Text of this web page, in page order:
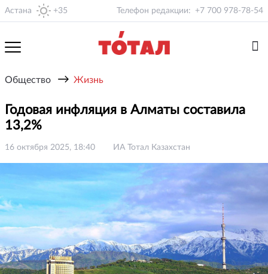
Астана +35 Телефон редакции: +7 700 978-78-54
Общество → Жизнь
Годовая инфляция в Алматы составила
13,2%
16 октября 2025, 18:40 ИА Тотал Казахстан